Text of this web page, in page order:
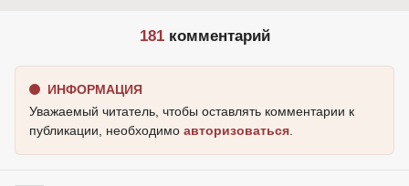
181комментарий
ИНФОРМАЦИЯ
Уважаемый читатель, чтобы оставлять комментарии к
публикации, необходимо авторизоваться